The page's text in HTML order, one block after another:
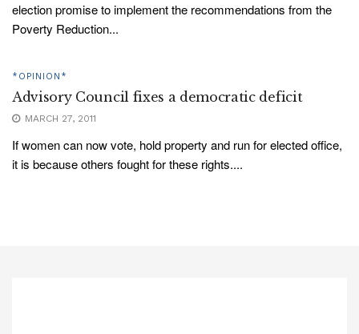
election promise to implement the recommendations from the
Poverty Reduction...
*OPINION*
Advisory Council fixes a democratic deficit
MARCH 27, 2011
If women can now vote, hold property and run for elected office,
it is because others fought for these rights....